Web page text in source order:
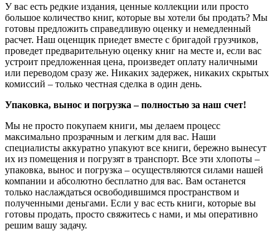
У вас есть редкие издания, ценные коллекции или просто
большое количество книг, которые вы хотели бы продать? Мы
готовы предложить справедливую оценку и немедленный
расчет. Наш оценщик приедет вместе с бригадой грузчиков,
проведет предварительную оценку книг на месте и, если вас
устроит предложенная цена, произведет оплату наличными
или переводом сразу же. Никаких задержек, никаких скрытых
комиссий – только честная сделка в один день.
Упаковка, вынос и погрузка – полностью за наш счет!
Мы не просто покупаем книги, мы делаем процесс
максимально прозрачным и легким для вас. Наши
специалисты аккуратно упакуют все книги, бережно вынесут
их из помещения и погрузят в транспорт. Все эти хлопоты –
упаковка, вынос и погрузка – осуществляются силами нашей
компании и абсолютно бесплатно для вас. Вам останется
только наслаждаться освободившимся пространством и
полученными деньгами. Если у вас есть книги, которые вы
готовы продать, просто свяжитесь с нами, и мы оперативно
решим вашу задачу.